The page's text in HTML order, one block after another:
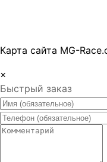
Карта сайта MG-
×
Быстрый заказ